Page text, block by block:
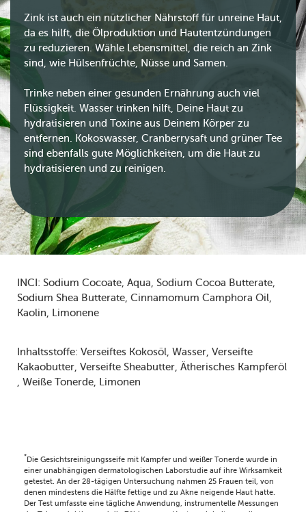
Zink ist auch ein nützlicher Nährstoff für unreine Haut,
da es hilft, die Ölproduktion und Hautentzündungen
zu reduzieren. Wähle Lebensmittel, die reich an Zink
sind, wie Hülsenfrüchte, Nüsse und Samen.
Trinke neben einer gesunden Ernährung auch viel
Flüssigkeit. Wasser trinken hilft, Deine Haut zu
hydratisieren und Toxine aus Deinem Körper zu
entfernen. Kokoswasser, Cranberrysaft und grüner Tee
sind ebenfalls gute Möglichkeiten, um die Haut zu
hydratisieren und zu reinigen.
INCI: Sodium Cocoate Aqua Sodium Cocoa Butterate
Sodium Shea Butterate Cinnamomum Camphora Oil
Kaolin Limonene
Inhaltsstoffe: Verseiftes Kokosöl Wasser Verseifte
Kakaobutter Verseifte Sheabutter Ätherisches Kampferöl
Weiße Tonerde Limonen
*Die Gesichtsreinigungsseife mit Kampfer und weißer Tonerde wurde in
einer unabhängigen dermatologischen Laborstudie auf ihre Wirksamkeit
getestet. An der 28-tägigen Untersuchung nahmen 25 Frauen teil, von
denen mindestens die Hälfte fettige und zu Akne neigende Haut hatte.
Der Test umfasste eine tägliche Anwendung, instrumentelle Messungen